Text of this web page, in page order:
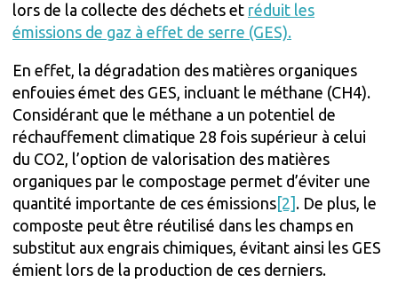
lors de la collecte des déchets et réduit les
émissions de gaz à effet de serre (GES).
En effet, la dégradation des matières organiques
enfouies émet des GES, incluant le méthane (CH4).
Considérant que le méthane a un potentiel de
réchauffement climatique 28 fois supérieur à celui
du CO2, l’option de valorisation des matières
organiques par le compostage permet d’éviter une
quantité importante de ces émissions[2] . De plus, le
composte peut être réutilisé dans les champs en
substitut aux engrais chimiques, évitant ainsi les GES
émient lors de la production de ces derniers.